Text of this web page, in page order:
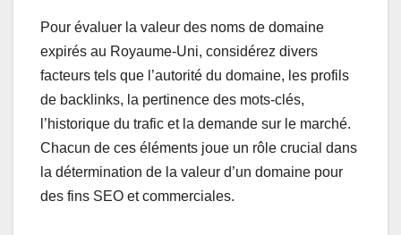
Pour évaluer la valeur des noms de domaine
expirés au Royaume-Uni, considérez divers
facteurs tels que l’autorité du domaine, les profils
de backlinks, la pertinence des mots-clés,
l’historique du trafic et la demande sur le marché.
Chacun de ces éléments joue un rôle crucial dans
la détermination de la valeur d’un domaine pour
des fins SEO et commerciales.